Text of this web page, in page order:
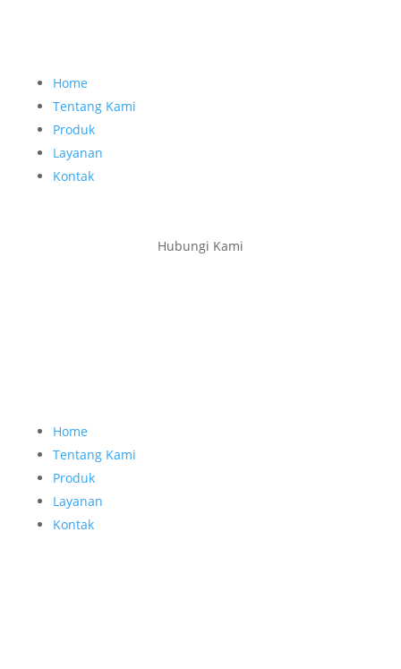
Home
Tentang Kami
Produk
Layanan
Kontak
Hubungi Kami
Home
Tentang Kami
Produk
Layanan
Kontak